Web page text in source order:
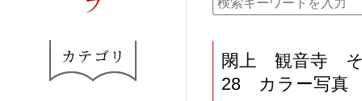
閖上 観音寺
28 カラー写真